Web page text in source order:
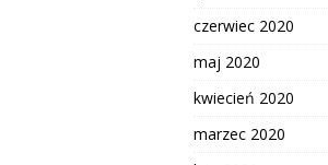
czerwiec 2020
maj 2020
kwiecień 2020
marzec 2020